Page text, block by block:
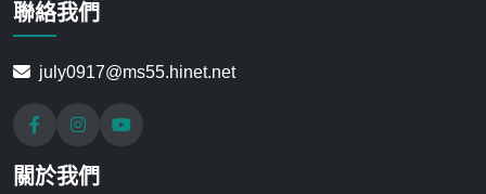
聯絡我們
july0917@ms55.hinet.net
關於我們